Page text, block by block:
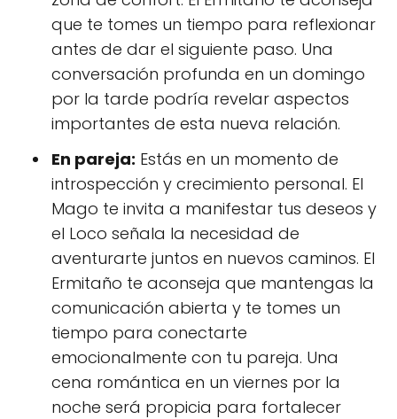
que te tomes un tiempo para reflexionar
antes de dar el siguiente paso. Una
conversación profunda en un domingo
por la tarde podría revelar aspectos
importantes de esta nueva relación.
En pareja: Estás en un momento de
introspección y crecimiento personal. El
Mago te invita a manifestar tus deseos y
el Loco señala la necesidad de
aventurarte juntos en nuevos caminos. El
Ermitaño te aconseja que mantengas la
comunicación abierta y te tomes un
tiempo para conectarte
emocionalmente con tu pareja. Una
cena romántica en un viernes por la
noche será propicia para fortalecer